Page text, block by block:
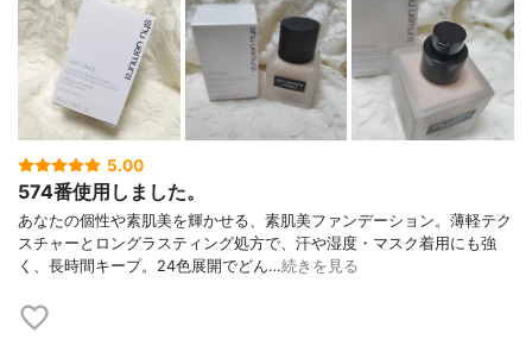
5.00
574番使用しました。
あなたの個性や素肌美を輝かせる、素肌美ファンデーション。薄軽テク
スチャーとロングラスティング処方で、汗や湿度・マスク着用にも強
く、長時間キープ。24色展開でどん…続きを見る